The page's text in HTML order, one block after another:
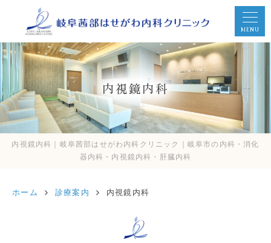
MENU
内視鏡内科
内視鏡内科｜岐阜茜部はせがわ内科クリニック｜岐阜市の内科・消化
器内科・内視鏡内科・肝臓内科
ホーム 診療案内 内視鏡内科